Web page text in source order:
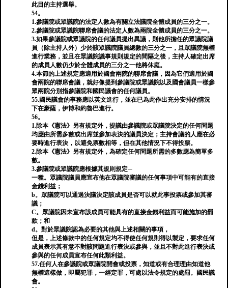
此目的主持選舉。
54。
1.參議院或眾議院的法定人數為有關立法議院全體成員的三分之一。
2.參議院或眾議院聯席會議的法定人數為兩院全體成員的三分之一。
3.如果參議院或眾議院的任何議員提出異議，則他所擔任的眾議院議
員（除主持人外）少於該眾議院議員總數的三分之一，且眾議院無權
進行業務，並且在眾議院議事規則規定的間隔之後，主持人確定出席
的成員人數仍少於全體成員的三分之一他將休庭。
4.本節的上述規定應適用於國會兩院的聯席會議，因為它們適用於國
會兩院的聯席會議，就好像提到參議院或眾議院以及國會議員一樣參
眾兩院分別指參議院和國民議會的任何議員。
55.國民議會的事務應以英文進行，並在已為此作出充分安排的情況
下在豪薩，伊博和約魯巴進行。
56。
1.除本《憲法》另有規定外，提議由參議院或眾議院決定的任何問題
均應由所需多數或出席並參加表決的議員決定；主持會議的人應在必
要時進行表決，以避免票數相等，但在其他情況下不得投票。
2.除本《憲法》另有規定外，為確定任何問題所需的多數應為簡單多
數。
3.參議院或眾議院應根據其規則規定─
一種。眾議院議員應宣布他在眾議院審議的任何事項中可能有的直接
金錢利益；
b。眾議院可以通過決議決定該成員是否可以就此事投票或參加其審
議；
C。眾議院因未宣布該成員可能具有的直接金錢利益而可能施加的罰
款；和
d。對於眾議院認為必要的其他與上述相關的事項，
但是，上述條款中的任何規定均不得使任何規則得以製定，要求任何
成員表示其有意不對該問題進行表決或參與，並且不對此進行表決或
參與的任何成員宣布任何此類利益。
57.任何人在參議院或眾議院開會或投票，知道或有合理理由知道他
無權這樣做，即屬犯罪，一經定罪，可處以法令規定的處罰。國民議
會。